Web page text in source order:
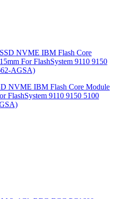
NVME IBM Flash Core Module
FlashSystem 9110 9150 5100